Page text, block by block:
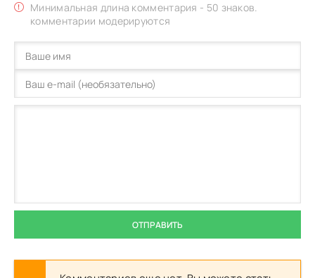
Минимальная длина комментария - 50 знаков.
комментарии модерируются
ОТПРАВИТЬ